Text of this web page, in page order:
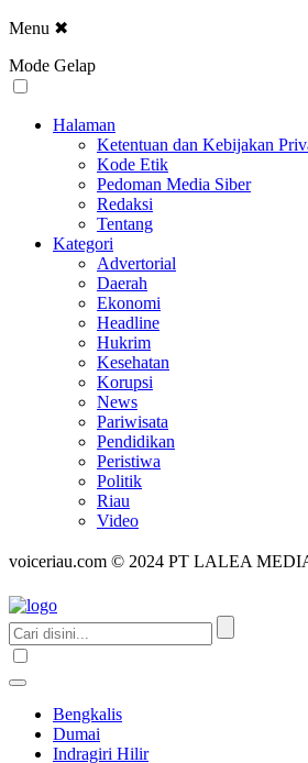
Menu ✖
Mode Gelap
Halaman
Ketentuan dan Kebijakan
Kode Etik
Pedoman Media Siber
Redaksi
Tentang
Kategori
Advertorial
Daerah
Ekonomi
Headline
Hukrim
Kesehatan
Korupsi
News
Pariwisata
Pendidikan
Peristiwa
Politik
Riau
Video
voiceriau.com © 2024 PT LALEA
Bengkalis
Dumai
Indragiri Hilir